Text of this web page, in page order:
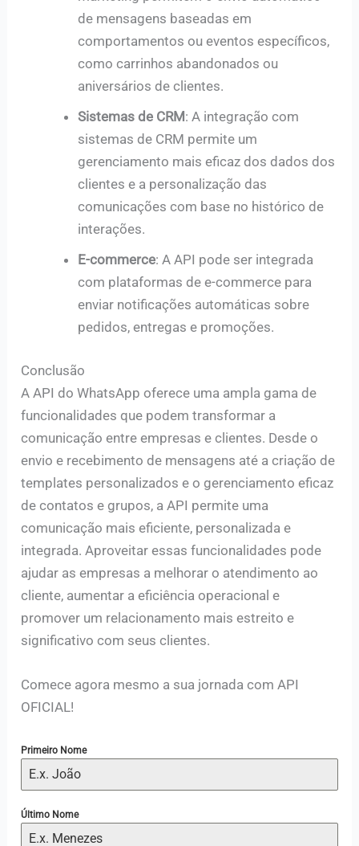
de mensagens baseadas em
comportamentos ou eventos específicos,
como carrinhos abandonados ou
aniversários de clientes.
Sistemas de CRM : A integração com
sistemas de CRM permite um
gerenciamento mais eficaz dos dados dos
clientes e a personalização das
comunicações com base no histórico de
interações.
E-commerce: A API pode ser integrada
com plataformas de e-commerce para
enviar notificações automáticas sobre
pedidos, entregas e promoções.
Conclusão
A API do WhatsApp oferece uma ampla gama de
funcionalidades que podem transformar a
comunicação entre empresas e clientes. Desde o
envio e recebimento de mensagens até a criação de
templates personalizados e o gerenciamento eficaz
de contatos e grupos, a API permite uma
comunicação mais eficiente, personalizada e
integrada. Aproveitar essas funcionalidades pode
ajudar as empresas a melhorar o atendimento ao
cliente, aumentar a eficiência operacional e
promover um relacionamento mais estreito e
significativo com seus clientes.
Comece agora mesmo a sua jornada com API
OFICIAL!
Primeiro Nome
Último Nome